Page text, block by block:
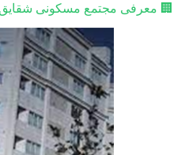
🏢 معرفی مجتمع مسکونی شقایق